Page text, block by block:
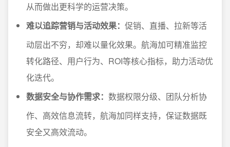
从而做出更科学的运营决策。
难以追踪营销与活动效果： 促销、直播、拉新等活
动层出不穷，却难以量化效果。航海加可精准监控
转化路径、用户行为、ROI等核心指标，助力活动优
化迭代。
数据安全与协作需求： 数据权限分级、团队分析协
作、高效信息流转，航海加同样支持，保证数据既
安全又高效流动。